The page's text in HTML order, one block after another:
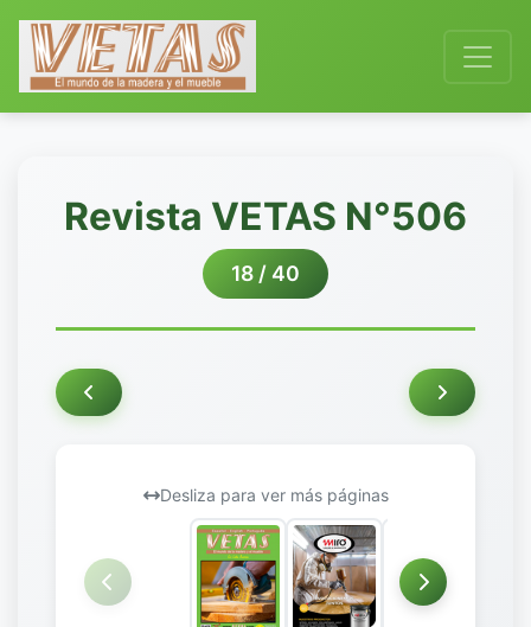
Revista VETAS N°506
18 / 40
Desliza para ver más páginas